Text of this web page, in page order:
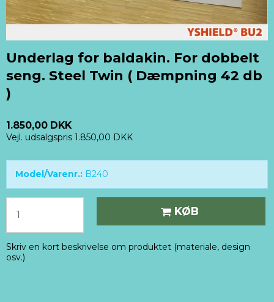
Underlag for baldakin. For dobbelt
seng. Steel Twin ( Dæmpning 42 db
)
1.850,00 DKK
Vejl. udsalgspris 1.850,00 DKK
Model/Varenr.: B240
KØB
Skriv en kort beskrivelse om produktet (materiale, design
osv.)